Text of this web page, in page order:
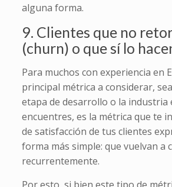
alguna forma.
9. Clientes que no
(churn) o que sí lo
Para muchos con experiencia en
principal métrica a considerar,
etapa de desarrollo o la industria
encuentres, es la métrica que te
de satisfacción de tus clientes
forma más simple: que vuelvan a
recurrentemente.